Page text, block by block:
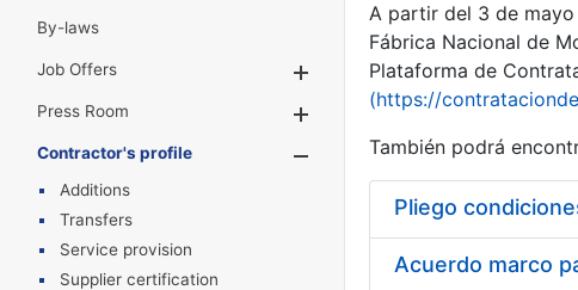
By-laws
Job Offers
Show/Hide
Press Room
Show/Hide
Contractor's profile
Show/Hide
Additions
Transfers
Service provision
Supplier certification
A partir del 3 de
Fábrica Nacional de
Plataforma de
(https://
También podrá
Pliego
Acuerdo marco